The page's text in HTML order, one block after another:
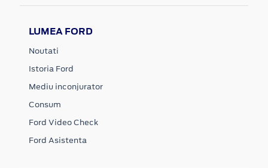
LUMEA FORD
Noutati
Istoria Ford
Mediu inconjurator
Consum
Ford Video Check
Ford Asistenta